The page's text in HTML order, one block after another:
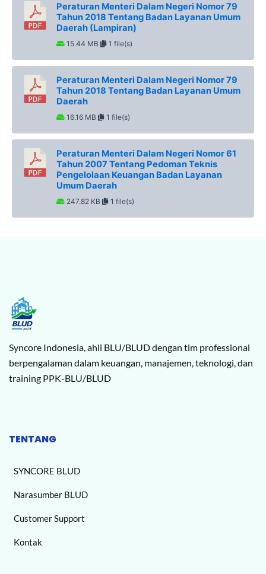
Peraturan Menteri Dalam Negeri Nomor 79
Tahun 2018 Tentang Badan Layanan Umum
Daerah (Lampiran)
15.44 MB 1 file(s)
Peraturan Menteri Dalam Negeri Nomor 79
Tahun 2018 Tentang Badan Layanan Umum
Daerah
16.16 MB 1 file(s)
Peraturan Menteri Dalam Negeri Nomor 61
Tahun 2007 Tentang Pedoman Teknis
Pengelolaan Keuangan Badan Layanan
Umum Daerah
247.82 KB 1 file(s)
Syncore Indonesia, ahli BLU/BLUD dengan tim professional
berpengalaman dalam keuangan, manajemen, teknologi, dan
training PPK-BLU/BLUD
TENTANG
SYNCORE BLUD
Narasumber BLUD
Customer Support
Kontak